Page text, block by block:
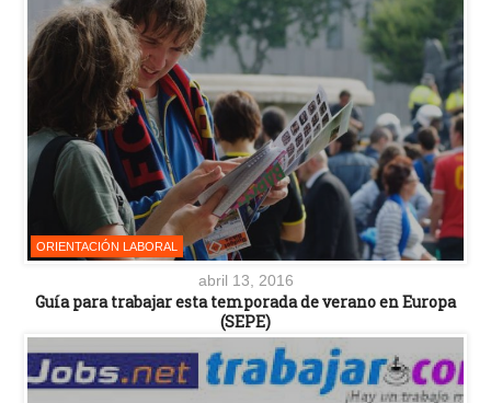
ORIENTACIÓN LABORAL
abril 13, 2016
Guía para trabajar esta temporada de verano en Europa
(SEPE)